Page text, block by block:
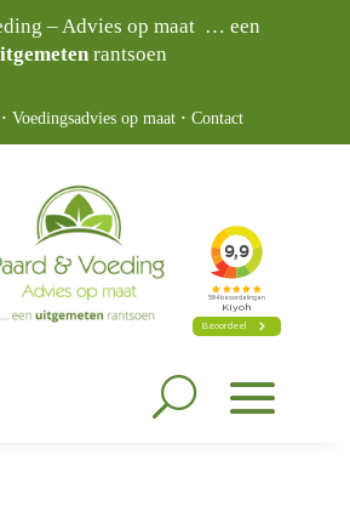
– Advies op maat … een
rantsoen
·Voedingsadvies op maat ·Contact